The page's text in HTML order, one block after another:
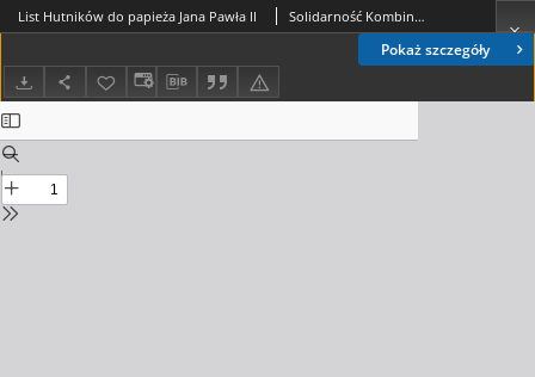
Pokaż szczegóły
List Hutników do papieża Jana Pawła II Solidarność Kombinatu Huty im. Lenina